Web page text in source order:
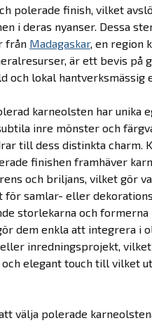
polerade finish, vilket
i deras nyanser. Dessa
från Madagaskar, en region
är ett bevis på
och lokal hantverksmässig
karneolsten har unika
inre mönster och
till dess distinkta charm.
finishen framhäver
och briljans, vilket gör
för samlar- eller
storlekarna och formerna
dem enkla att integrera i
inredningsprojekt,
elegant touch till vilket
välja polerade